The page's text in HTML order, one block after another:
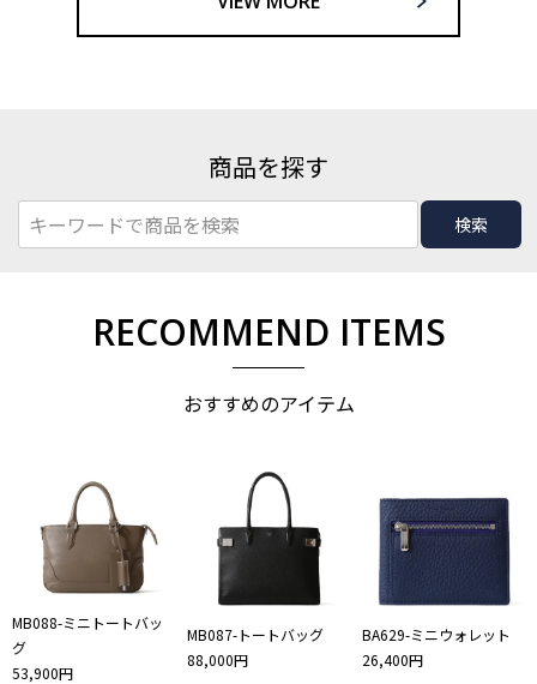
商品を探す
検索
RECOMMEND ITEMS
おすすめのアイテム
MB088-ミニトートバッ
グ
53,900円
MB087-トートバッグ
88,000円
BA629-ミニウォレット
26,400円